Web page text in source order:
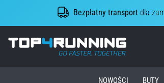
Bezpłatny transportdla
NOWOŚCI BUTY